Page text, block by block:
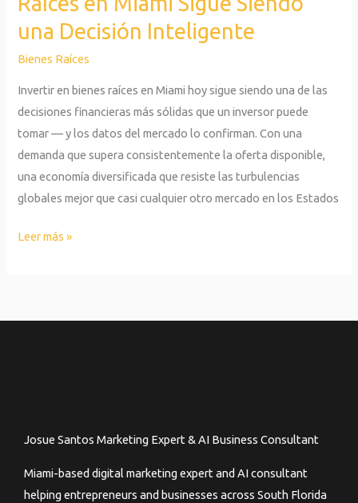
una Decisión Inteligente
Bienes Raíces
Invertir en bienes raíces en Miami hoy sigue siendo una de las
decisiones financieras más sólidas que un inversor puede
tomar — y los datos del mercado lo confirman. Con una
demanda que supera consistentemente la oferta disponible,
una economía diversificada que resiste las turbulencias
globales mejor que casi cualquier otro mercado en los Estados
Leer más »
Josue Santos Marketing Expert & AI Business Consultant
Miami-based digital marketing expert and AI consultant
helping entrepreneurs and businesses across South Florida